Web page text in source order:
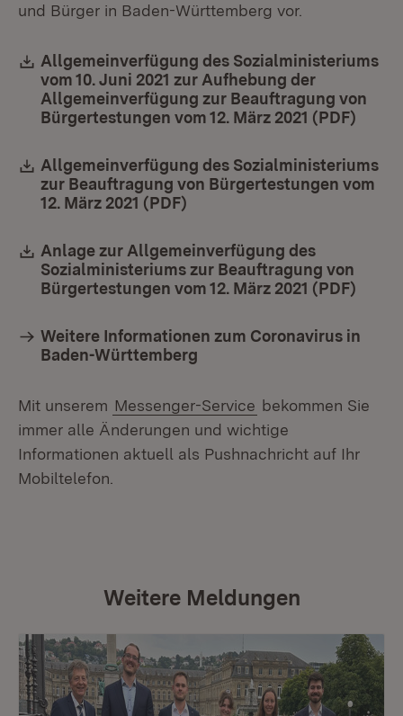
und Bürger in Baden-Württemberg vor.
Download:
Allgemeinverfügung des Sozialministeriums
vom 10. Juni 2021 zur Aufhebung der
Allgemeinverfügung zur Beauftragung von
Bürgertestungen vom 12. März 2021 (PDF)​​​​​​​
Download:
Allgemeinverfügung des Sozialministeriums
zur Beauftragung von Bürgertestungen vom
12. März 2021 (PDF)
Download:
Anlage zur Allgemeinverfügung des
Sozialministeriums zur Beauftragung von
Bürgertestungen vom 12. März 2021 (PDF)
Weitere Informationen zum Coronavirus in
Baden-Württemberg
Mit unserem Messenger-Service bekommen Sie
immer alle Änderungen und wichtige
Informationen aktuell als Pushnachricht auf Ihr
Mobiltelefon.
Weitere Meldungen